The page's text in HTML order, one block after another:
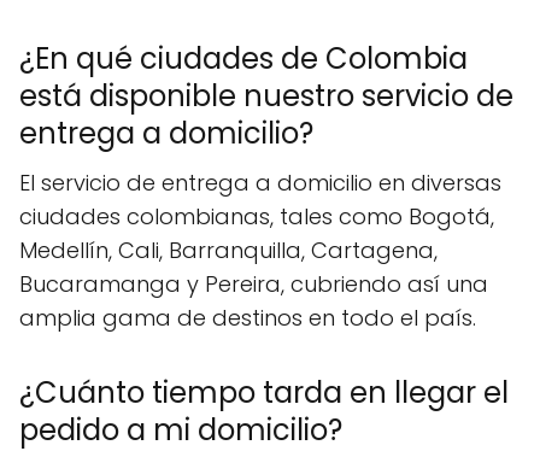
¿En qué ciudades de Colombia
está disponible nuestro servicio de
entrega a domicilio?
El servicio de entrega a domicilio en diversas
ciudades colombianas, tales como Bogotá,
Medellín, Cali, Barranquilla, Cartagena,
Bucaramanga y Pereira, cubriendo así una
amplia gama de destinos en todo el país.
¿Cuánto tiempo tarda en llegar el
pedido a mi domicilio?